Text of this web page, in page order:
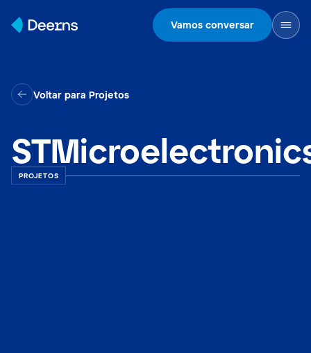
Vamos conversar
Voltar para Projetos
PROJETOS